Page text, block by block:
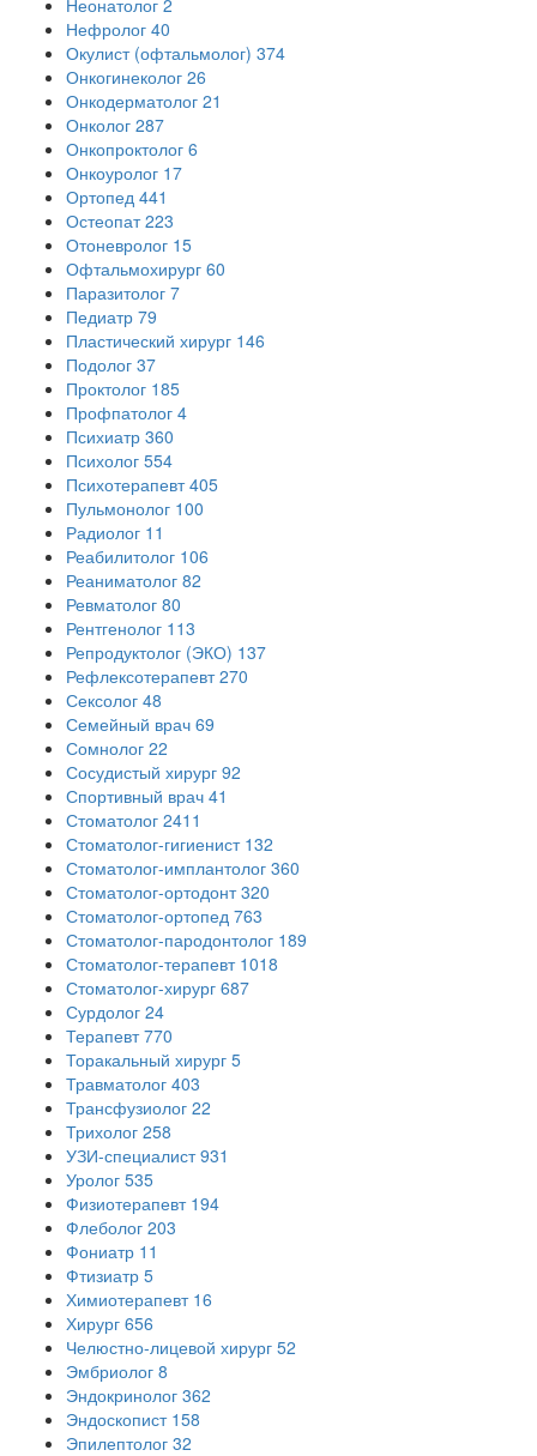
Нефролог 40
Окулист (офтальмолог) 374
Онкогинеколог 26
Онкодерматолог 21
Онколог 287
Онкопроктолог 6
Онкоуролог 17
Ортопед 441
Остеопат 223
Отоневролог 15
Офтальмохирург 60
Паразитолог 7
Педиатр 79
Пластический хирург 146
Подолог 37
Проктолог 185
Профпатолог 4
Психиатр 360
Психолог 554
Психотерапевт 405
Пульмонолог 100
Радиолог 11
Реабилитолог 106
Реаниматолог 82
Ревматолог 80
Рентгенолог 113
Репродуктолог (ЭКО) 137
Рефлексотерапевт 270
Сексолог 48
Семейный врач 69
Сомнолог 22
Сосудистый хирург 92
Спортивный врач 41
Стоматолог 2411
Стоматолог-гигиенист 132
Стоматолог-имплантолог 360
Стоматолог-ортодонт 320
Стоматолог-ортопед 763
Стоматолог-пародонтолог 189
Стоматолог-терапевт 1018
Стоматолог-хирург 687
Сурдолог 24
Терапевт 770
Торакальный хирург 5
Травматолог 403
Трансфузиолог 22
Трихолог 258
УЗИ-специалист 931
Уролог 535
Физиотерапевт 194
Флеболог 203
Фониатр 11
Фтизиатр 5
Химиотерапевт 16
Хирург 656
Челюстно-лицевой хирург 52
Эмбриолог 8
Эндокринолог 362
Эндоскопист 158
Эпилептолог 32